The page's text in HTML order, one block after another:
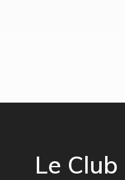
Le Club